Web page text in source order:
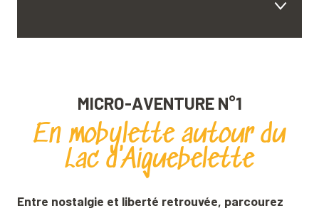
Randonner au rythme des notes de musiques
3 Acrospéléo : vertige sous terrain
S'envoyer en l'air pour la première fois
MICRO-AVENTURE N°1
En mobylette autour du
Lac d'Aiguebelette
Entre nostalgie et liberté retrouvée, parcourez